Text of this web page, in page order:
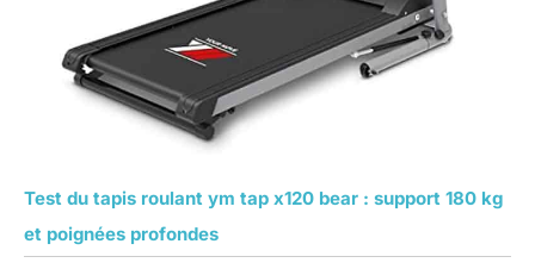
Test du tapis roulant ym tap x120 bear : support 180 kg
et poignées profondes